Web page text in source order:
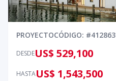
PROYECTOCÓDIGO: #412863
DESDEUS$ 529,100
HASTAUS$ 1,543,500